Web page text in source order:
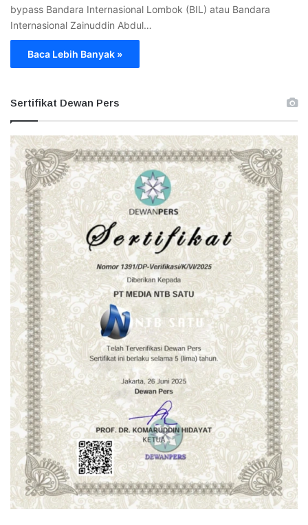
bypass Bandara Internasional Lombok (BIL) atau Bandara
Internasional Zainuddin Abdul…
Baca Lebih Banyak »
Sertifikat Dewan Pers